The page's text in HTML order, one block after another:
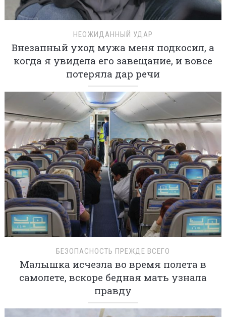
НЕОЖИДАННЫЙ УДАР
Внезапный уход мужа меня подкосил, а
когда я увидела его завещание, и вовсе
потеряла дар речи
БЕЗОПАСНОСТЬ ПРЕЖДЕ ВСЕГО
Малышка исчезла во время полета в
самолете, вскоре бедная мать узнала
правду